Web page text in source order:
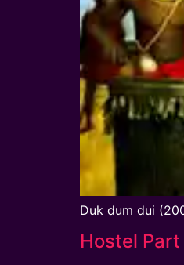
Duk dum dui
Hostel